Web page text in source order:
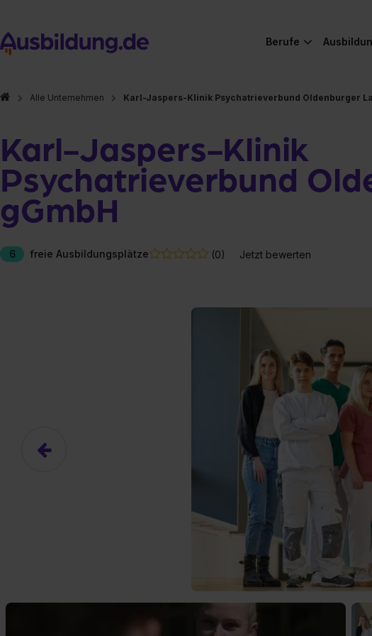
Berufe
Alle Unternehmen Karl-Jaspers-Klinik Psychatrieverbund Oldenburger
Karl-Jaspers-Klinik
Psychatrieverbund
gGmbH
6 freie Ausbildungsplätze (0) Jetzt bewerten
Hier gibt es (eigentlich) was
Das hier ist ein Platzhalter für Video-
Ja, ich erlaube die externen
Ich bin damit einverstanden, dass mir die
an Drittplattformen übermittelt werden. Mehr